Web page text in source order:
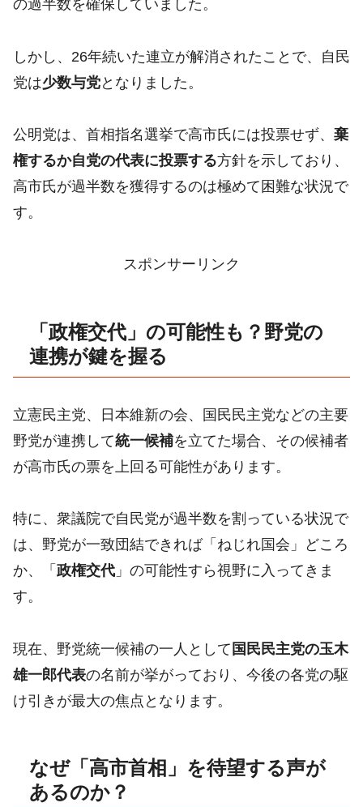
の過半数を確保していました。
しかし、26年続いた連立が解消されたことで、自民
党は少数与党となりました。
公明党は、首相指名選挙で高市氏には投票せず、 棄
権するか自党の代表に投票する方針を示しており、
高市氏が過半数を獲得するのは極めて困難な状況で
す。
スポンサーリンク
「政権交代」の可能性も？野党の
連携が鍵を握る
立憲民主党、日本維新の会、国民民主党などの主要
野党が連携して統一候補を立てた場合、その候補者
が高市氏の票を上回る可能性があります。
特に、衆議院で自民党が過半数を割っている状況で
は、野党が一致団結できれば「ねじれ国会」どころ
か、「 政権交代 」の可能性すら視野に入ってきま
す。
現在、野党統一候補の一人として 国民民主党の玉木
雄一郎代表の名前が挙がっており、今後の各党の駆
け引きが最大の焦点となります。
なぜ「高市首相」を待望する声が
あるのか？